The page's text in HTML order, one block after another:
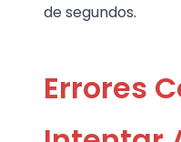
de segundos.
Errores